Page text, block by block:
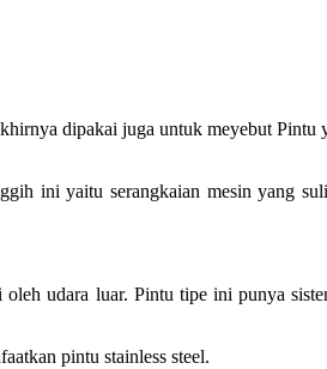
dipakai juga untuk meyebut Pintu
ini yaitu serangkaian mesin yang
udara luar. Pintu tipe ini punya
pintu stainless steel.